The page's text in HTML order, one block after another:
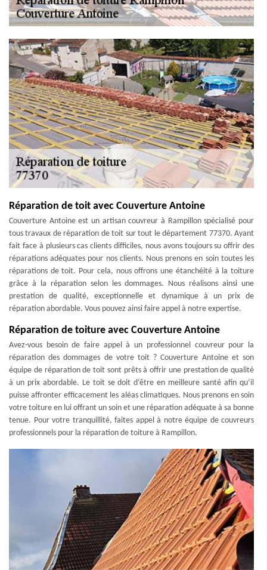
Réparation de toit avec Couverture Antoine
Couverture Antoine est un artisan couvreur à Rampillon spécialisé pour
tous travaux de réparation de toit sur tout le département 77370. Ayant
fait face à plusieurs cas clients difficiles, nous avons toujours su offrir des
réparations adéquates pour nos clients. Nous prenons en soin toutes les
réparations de toit. Pour cela, nous offrons une étanchéité à la toiture
grâce à la réparation selon les dommages. Nous réalisons ainsi une
prestation de qualité, exceptionnelle et dynamique à un prix de
réparation abordable. Vous pouvez ainsi faire appel à notre expertise.
Réparation de toiture avec Couverture Antoine
Avez-vous besoin de faire appel à un professionnel couvreur pour la
réparation des dommages de votre toit ? Couverture Antoine et son
équipe de réparation de toit sont prêts à offrir une prestation de qualité
à un prix abordable. Le toit se doit d’être en meilleure santé afin qu’il
puisse affronter efficacement les aléas climatiques. Nous prenons en soin
votre toiture en lui offrant un soin et une réparation adéquate à sa bonne
tenue. Pour votre tranquillité, faites appel à notre équipe de couvreurs
professionnels pour la réparation de toiture à Rampillon.